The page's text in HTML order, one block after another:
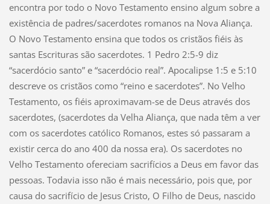
encontra por todo o Novo Testamento ensino algum sobre a
existência de padres/sacerdotes romanos na Nova Aliança.
O Novo Testamento ensina que todos os cristãos fiéis às
santas Escrituras são sacerdotes. 1 Pedro 2:5-9 diz
“sacerdócio santo” e “sacerdócio real”. Apocalipse 1:5 e 5:10
descreve os cristãos como “reino e sacerdotes”. No Velho
Testamento, os fiéis aproximavam-se de Deus através dos
sacerdotes, (sacerdotes da Velha Aliança, que nada têm a ver
com os sacerdotes católico Romanos, estes só passaram a
existir cerca do ano 400 da nossa era). Os sacerdotes no
Velho Testamento ofereciam sacrifícios a Deus em favor das
pessoas. Todavia isso não é mais necessário, pois que, por
causa do sacrifício de Jesus Cristo, O Filho de Deus, nascido